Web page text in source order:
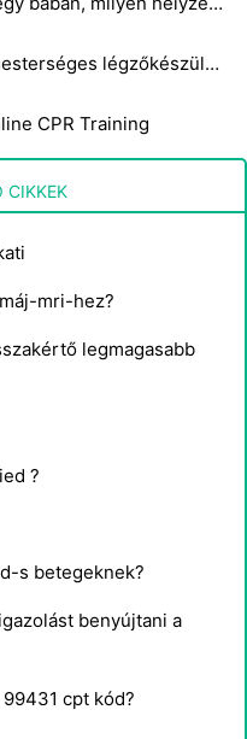
Mi a különbség a CPR és a mesterséges légzőkészülék között?
CPR Training
CIKKEK
mri-hez?
legmagasabb
?
s betegeknek?
benyújtani a
cpt kód?